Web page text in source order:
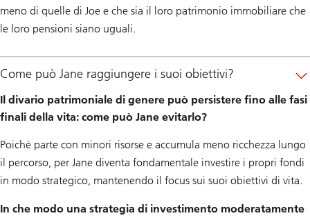
meno di quelle di Joe e che sia il loro patrimonio immobiliare che
le loro pensioni siano uguali.
Come può Jane raggiungere i suoi obiettivi?
Il divario patrimoniale di genere può persistere fino alle fasi
finali della vita: come può Jane evitarlo?
Poiché parte con minori risorse e accumula meno ricchezza lungo
il percorso, per Jane diventa fondamentale investire i propri fondi
in modo strategico, mantenendo il focus sui suoi obiettivi di vita.
In che modo una strategia di investimento moderatamente